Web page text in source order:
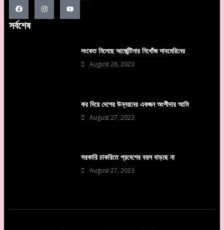
সর্বশেষ
সংকেত মিলেছে আর্জেন্টিনার নিখোঁজ সাবমেরিনের
August 26, 2023
কর দিয়ে দেশের উন্নয়নের একজন অংশীদার আমি
August 27, 2023
সরকারি চাকরিতে প্রবেশের বয়স বাড়ছে না
August 27, 2023